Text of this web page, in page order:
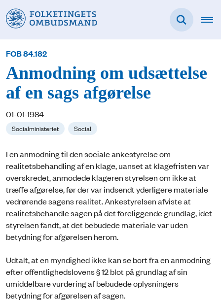
FOB 84.182
Anmodning om udsættelse
af en sags afgørelse
01-01-1984
Socialministeriet Social
I en anmodning til den sociale ankestyrelse om
realitetsbehandling af en klage, uanset at klagefristen var
overskredet, anmodede klageren styrelsen om ikke at
træffe afgørelse, før der var indsendt yderligere materiale
vedrørende sagens realitet. Ankestyrelsen afviste at
realitetsbehandle sagen på det foreliggende grundlag, idet
styrelsen fandt, at det bebudede materiale var uden
betydning for afgørelsen herom.
Udtalt, at en myndighed ikke kan se bort fra en anmodning
efter offentlighedslovens § 12 blot på grundlag af sin
umiddelbare vurdering af bebudede oplysningers
betydning for afgørelsen af sagen.